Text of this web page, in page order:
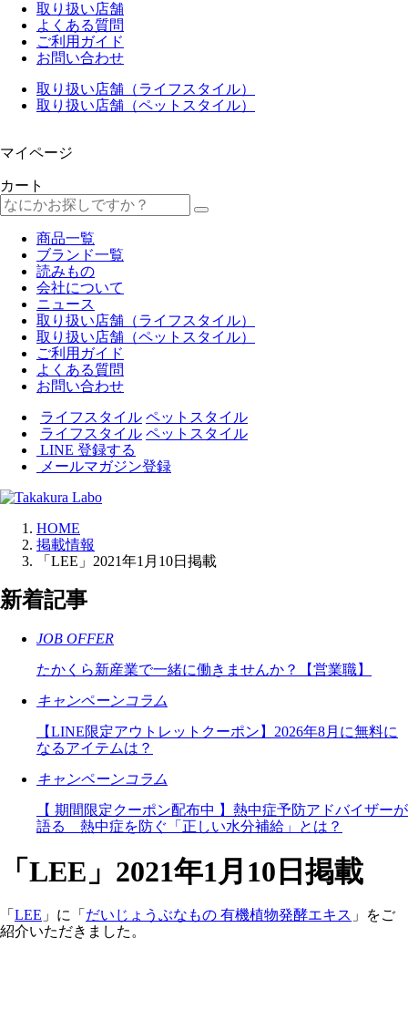
取り扱い店舗
よくある質問
ご利用ガイド
お問い合わせ
取り扱い店舗（ライフスタイル）
取り扱い店舗（ペットスタイル）
マイページ
カート
商品一覧
ブランド一覧
読みもの
会社について
ニュース
取り扱い店舗（ライフスタイル）
取り扱い店舗（ペットスタイル）
ご利用ガイド
よくある質問
お問い合わせ
ライフスタイル ペットスタイル
ライフスタイル ペットスタイル
LINE 登録する
メールマガジン登録
HOME
掲載情報
「LEE」2021年1月10日掲載
新着記事
JOB OFFER
たかくら新産業で一緒に働きませんか？【営業職】
キャンペーンコラム
【LINE限定アウトレットクーポン】2026年8月に無料に
なるアイテムは？
キャンペーンコラム
【 期間限定クーポン配布中 】熱中症予防アドバイザーが
語る 熱中症を防ぐ「正しい水分補給」とは？
「LEE」2021年1月10日掲載
「 LEE 」に「 だいじょうぶなもの 有機植物発酵エキス 」をご
紹介いただきました。